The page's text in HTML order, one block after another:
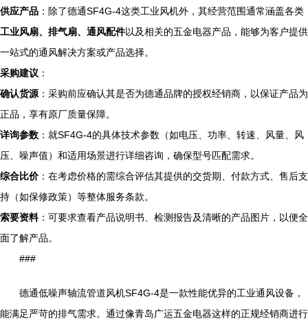
供应产品 ：除了德通SF4G-4这类工业风机外，其经营范围通常涵盖各类
工业风扇、排气扇、通风配件以及相关的五金电器产品，能够为客户提供
一站式的通风解决方案或产品选择。
采购建议 ：
确认货源 ：采购前应确认其是否为德通品牌的授权经销商，以保证产品为
正品，享有原厂质量保障。
详询参数 ：就SF4G-4的具体技术参数（如电压、功率、转速、风量、风
压、噪声值）和适用场景进行详细咨询，确保型号匹配需求。
综合比价：在考虑价格的需综合评估其提供的交货期、付款方式、售后支
持（如保修政策）等整体服务条款。
索要资料：可要求查看产品说明书、检测报告及清晰的产品图片，以便全
面了解产品。
###
德通低噪声轴流管道风机SF4G-4是一款性能优异的工业通风设备，
能满足严苛的排气需求。通过像青岛广运五金电器这样的正规经销商进行